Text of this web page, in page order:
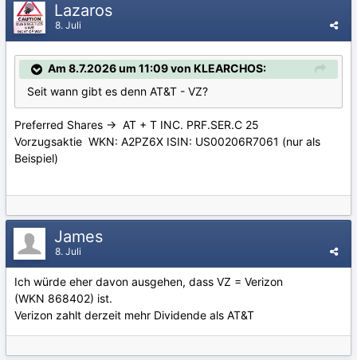
Lazaros
8. Juli
Am 8.7.2026 um 11:09 von KLEARCHOS:
Seit wann gibt es denn AT&T - VZ?
Preferred Shares -> AT + T INC. PRF.SER.C 25
Vorzugsaktie WKN: A2PZ6X ISIN: US00206R7061 (nur als
Beispiel)
James
8. Juli
Ich würde eher davon ausgehen, dass VZ = Verizon
(WKN 868402) ist.
Verizon zahlt derzeit mehr Dividende als AT&T